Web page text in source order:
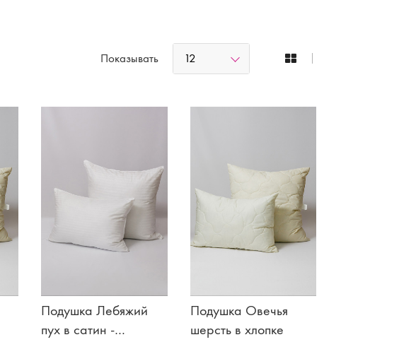
Показывать 12
Подушка Лебяжий
пух в сатин -
Подушка Овечья
шерсть в хлопке